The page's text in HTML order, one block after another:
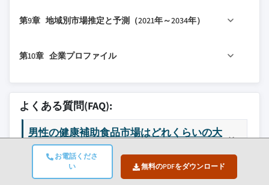
お電話くださ
い
無料のPDFをダウンロード
3.5 トランプ政権による関税
3.5.1.1 貿易量の混乱
3.5.1.2 報復措置
3.5.2 産業への影響
3.5.2.1 供給面への影響（原材料）
3.5.2.1.1 主要原材料の価格変動
3.5.2.1.2 サプライチェーンの再構築
7.5 50歳以上
8.2 オンライン
8.3.1 薬局・ドラッグストア
8.3.3 その他のオフライン店舗
第9章 地域別市場推定と予測（2021年～2034年）
9.2 北米
9.2.2 カナダ
9.3 欧州
9.3.1 ドイツ
9.3.2 英国
9.3.3 フランス
9.3.4 スペイン
第10章 企業プロファイル
10.1 アボット・ラボラトリーズ
10.3 バイエル
10.4 ボディワイズ
10.5 エスカグ・ファーマシューティカルズ
10.6 GNC
10.7 ハーバライフ・ニュートリション
よくある質問(FAQ):
男性の健康補助食品市場はどれくらいの大
きさですか?
世界的な男性の健康補助食品業界は、2024年の